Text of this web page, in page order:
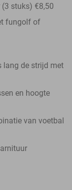
stuks) €8,50
fungolf of
lang de strijd met
en hoogte
van voetbal